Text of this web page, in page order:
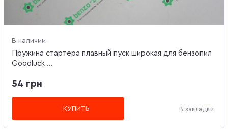
В наличии
Пружина стартера плавный пуск широкая для бензопил
Goodluck ...
54 грн
КУПИТЬ В закладки